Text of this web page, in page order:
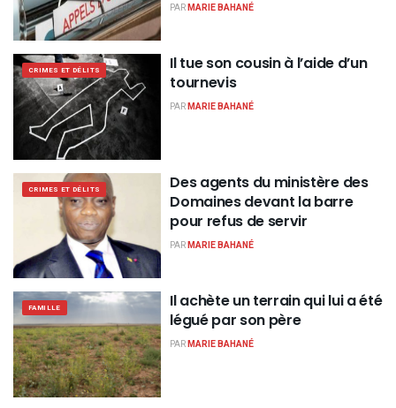
PARMARIE BAHANÉ
CRIMES ET DÉLITS
Il tue son cousin à l’aide d’un
tournevis
PARMARIE BAHANÉ
CRIMES ET DÉLITS
Des agents du ministère des
Domaines devant la barre
pour refus de servir
PARMARIE BAHANÉ
FAMILLE
Il achète un terrain qui lui a été
légué par son père
PARMARIE BAHANÉ